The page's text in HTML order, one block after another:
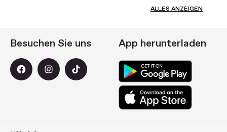
ALLES ANZEIGEN
Besuchen Sie uns App herunterladen